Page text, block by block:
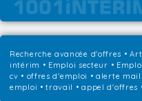
Recherche avancée d'offres •
intérim • Emploi secteur •
cv • offres d'emploi • alerte
emploi • travail • appel d'offres